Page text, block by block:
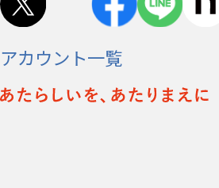
アカウント一覧